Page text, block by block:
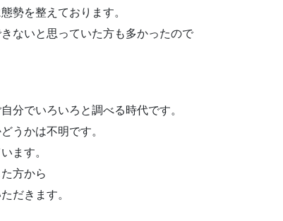
勢を整えております。
ないと思っていた方も多かったので
分でいろいろと調べる時代です。
うかは不明です。
ます。
方から
だきます。